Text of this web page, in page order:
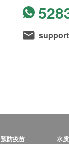
预防疫苗 水